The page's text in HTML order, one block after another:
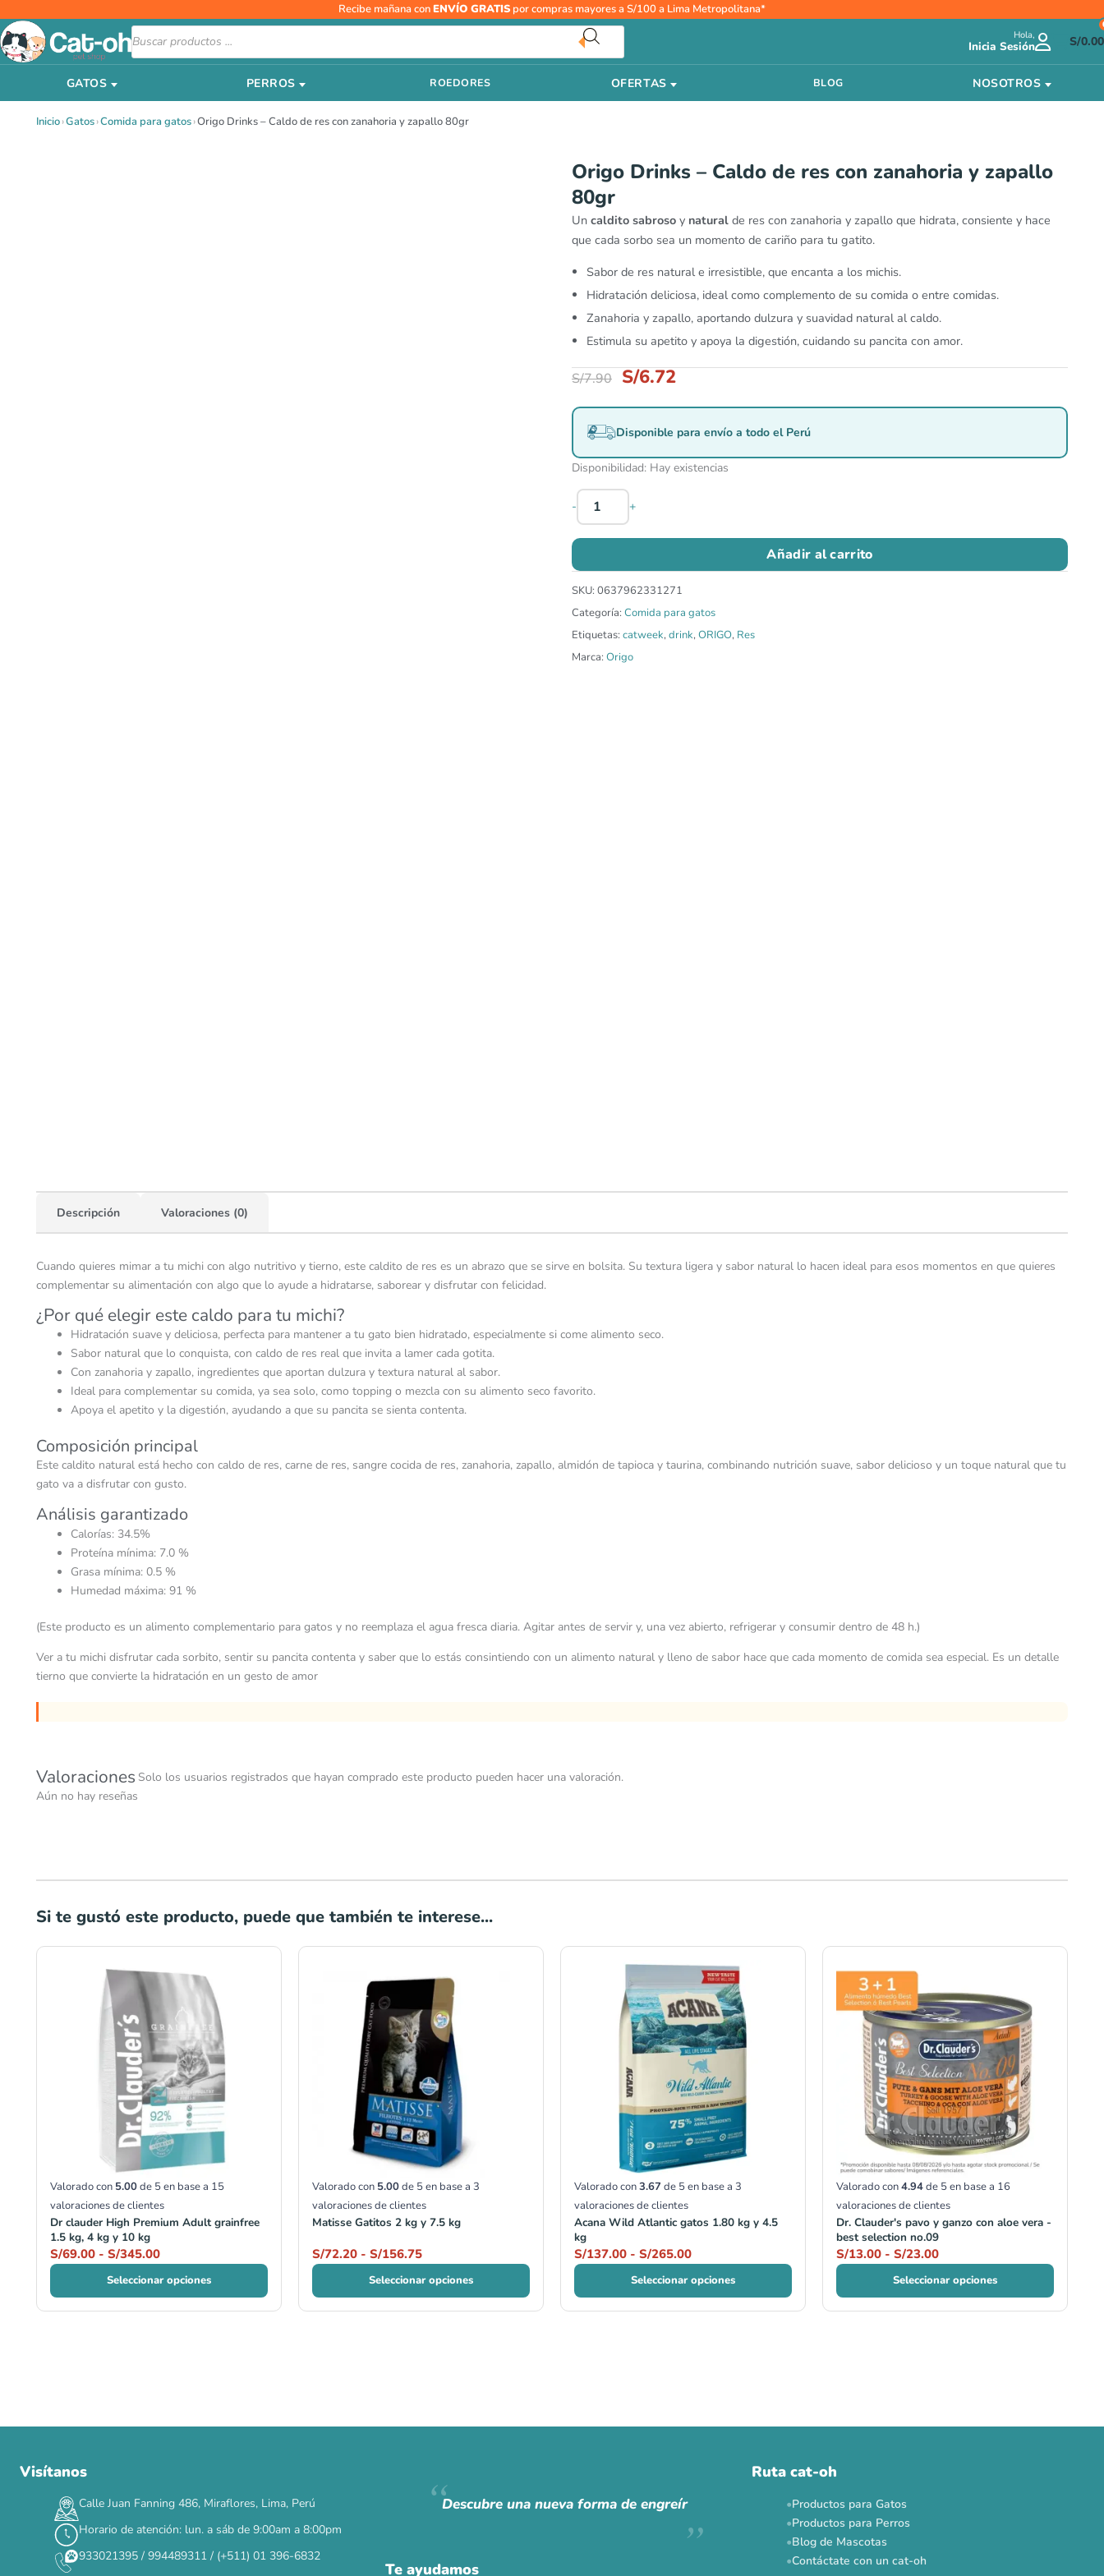
al
contenido
Recibe mañana conENVÍO GRATIS por compras mayores a S/100 a Lima Metropolitana*
Búsqueda
de
productos
Hola,
Inicia Sesión S/0.00
GATOS PERROS ROEDORES OFERTAS BLOG NOSOTROS
Inicio›Gatos›Comida para gatos›Origo Drinks – Caldo de res con zanahoria y zapallo 80gr
Origo Drinks – Caldo de res con zanahoria y zapallo
80gr
Un caldito sabroso y natural de res con zanahoria y zapallo que hidrata, consiente y hace
que cada sorbo sea un momento de cariño para tu gatito.
Sabor de res natural e irresistible, que encanta a los michis.
Hidratación deliciosa, ideal como complemento de su comida o entre comidas.
Zanahoria y zapallo, aportando dulzura y suavidad natural al caldo.
Estimula su apetito y apoya la digestión, cuidando su pancita con amor.
S/7.90
El
precio
era:
S/7.90.
S/6.72
El
precio
es:
S/6.72.
Disponible para envío a todo el Perú
Disponibilidad: Hay existencias
-
Origo
Drinks
Caldo
res
zapallo
80gr
cantidad
+
Añadir al carrito
SKU: 0637962331271
Categoría: Comida para gatos
Etiquetas: catweek,drink,ORIGO, Res
Marca: Origo
Descripción Valoraciones (0)
Cuando quieres mimar a tu michi con algo nutritivo y tierno, este caldito de res es un abrazo que se sirve en bolsita. Su textura ligera y sabor natural lo hacen ideal para esos momentos en que quieres
complementar su alimentación con algo que lo ayude a hidratarse, saborear y disfrutar con felicidad.
¿Por qué elegir este caldo para tu michi?
Hidratación suave y deliciosa, perfecta para mantener a tu gato bien hidratado, especialmente si come alimento seco.
Sabor natural que lo conquista, con caldo de res real que invita a lamer cada gotita.
Con zanahoria y zapallo, ingredientes que aportan dulzura y textura natural al sabor.
Ideal para complementar su comida, ya sea solo, como topping o mezcla con su alimento seco favorito.
Apoya el apetito y la digestión, ayudando a que su pancita se sienta contenta.
Composición principal
Este caldito natural está hecho con caldo de res, carne de res, sangre cocida de res, zanahoria, zapallo, almidón de tapioca y taurina, combinando nutrición suave, sabor delicioso y un toque natural que tu
gato va a disfrutar con gusto.
Análisis garantizado
Calorías: 34.5%
Proteína mínima: 7.0 %
Grasa mínima: 0.5 %
Humedad máxima: 91 %
(Este producto es un alimento complementario para gatos y no reemplaza el agua fresca diaria. Agitar antes de servir y, una vez abierto, refrigerar y consumir dentro de 48 h.)
Ver a tu michi disfrutar cada sorbito, sentir su pancita contenta y saber que lo estás consintiendo con un alimento natural y lleno de sabor hace que cada momento de comida sea especial. Es un detalle
tierno que convierte la hidratación en un gesto de amor
Valoraciones
Aún no hay reseñas
Solo los usuarios registrados que hayan comprado este producto pueden hacer una valoración.
Si te gustó este producto, puede que también te interese...
Valorado con 5.00de 5 en base a 15
valoraciones de clientes
Dr clauder High Premium Adult grainfree
1.5 kg, 4 kg y 10 kg
S/69.00 - S/345.00
de
precios:
desde
S/69.00
hasta
S/345.00
Seleccionar opciones
Valorado con 5.00de 5 en base a 3
valoraciones de clientes
Matisse Gatitos 2 kg y 7.5 kg
S/72.20 - S/156.75
de
precios:
desde
S/72.20
hasta
S/156.75
Seleccionar opciones
Valorado con3.67 de 5 en base a 3
valoraciones de clientes
Acana Wild Atlantic gatos 1.80 kg y 4.5
kg
S/137.00 - S/265.00
de
precios:
desde
S/137.00
hasta
S/265.00
Seleccionar opciones
Valorado con4.94de 5 en base a 16
valoraciones de clientes
Dr. Clauder's pavo y ganzo con aloe vera -
best selection no.09
S/13.00 - S/23.00
precios:
desde
S/13.00
hasta
S/23.00
Seleccionar opciones
✕
CAT WEEK · 4 AL 8 DE AGOSTO
Visítanos
Calle Juan Fanning 486, Miraflores, Lima, Perú
Horario de atención: lun. a sáb de 9:00am a 8:00pm
933021395 / 994489311 / (+511) 01 396-6832
Descubre una nueva forma de engreír
Te ayudamos
Ruta cat-oh
Productos para Gatos
Productos para Perros
Blog de Mascotas
Contáctate con un cat-oh